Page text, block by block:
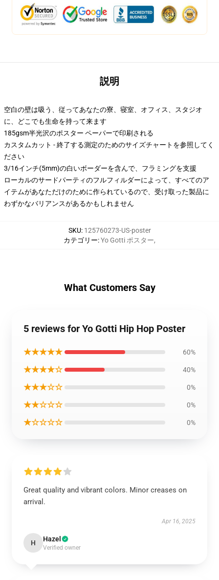
説明
空白の壁は吸う、従ってあなたの寮、寝室、オフィス、スタジオ
に、どこでも生命を持って来ます
185gsm半光沢のポスター ペーパーで印刷される
カスタムカット - 終了する測定のためのサイズチャートを参照してく
ださい
3/16インチ(5mm)の白いボーダーを含んで、フラミングを支援
ローカルのサードパーティのフルフィルダーによって、すべてのア
イテムがあなただけのために作られているので、受け取った製品に
わずかなバリアンスがあるかもしれません
SKU: 125760273-US-poster
カテゴリー:Yo Gotti ポスター,
What Customers Say
5 reviews for Yo Gotti Hip Hop Poster
★★★★★ 60%
★★★★☆ 40%
★★★☆☆ 0%
★★☆☆☆ 0%
★☆☆☆☆ 0%
Great quality and vibrant colors. Minor creases on
arrival.
Apr 16, 2025
H Hazel
Verified owner